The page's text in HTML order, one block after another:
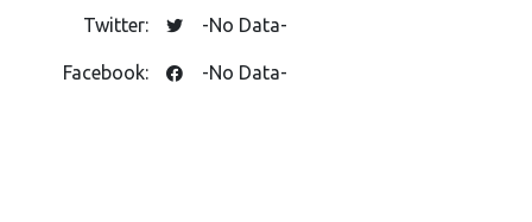
Twitter: -No Data-
Facebook: -No Data-